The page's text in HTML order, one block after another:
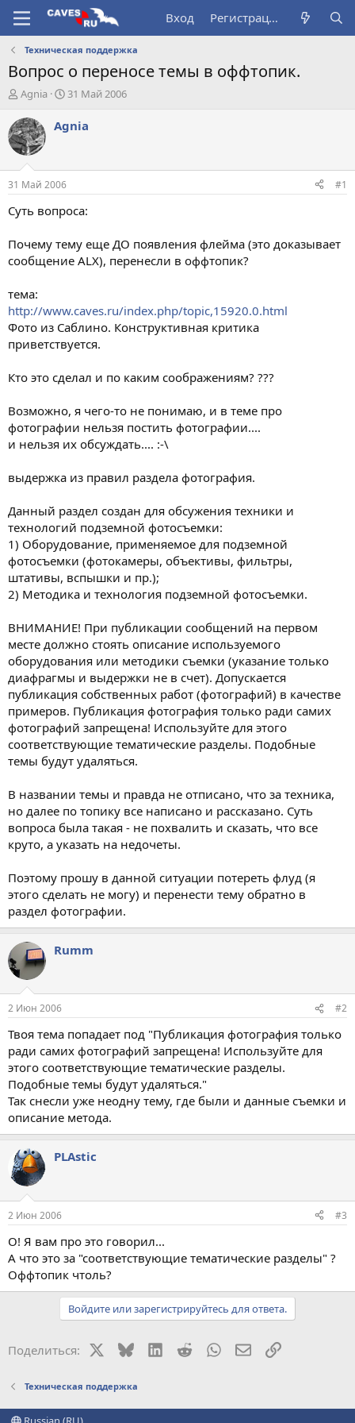
Вход Регистрация
Техническая поддержка
Вопрос о переносе темы в оффтопик.
А
т
о
р
т
е
м
ы
Agnia
Д
т
а
а
л
31 Май 2006
Agnia
31 Май 2006 #1
Суть вопроса:
Почему тему еще ДО появления флейма (это доказывает
сообщение ALX), перенесли в оффтопик?
тема:
http://www.caves.ru/index.php/topic,15920.0.html
Фото из Саблино. Конструктивная критика
приветствуется.
Кто это сделал и по каким соображениям? ???
Возможно, я чего-то не понимаю, и в теме про
фотографии нельзя постить фотографии....
и нельзя их обсуждать.... :-\
выдержка из правил раздела фотография.
Данный раздел создан для обсужения техники и
технологий подземной фотосъемки:
1) Оборудование, применяемое для подземной
фотосъемки (фотокамеры, объективы, фильтры,
штативы, вспышки и пр.);
2) Методика и технология подземной фотосъемки.
ВНИМАНИЕ! При публикации сообщений на первом
месте должно стоять описание используемого
оборудования или методики съемки (указание только
диафрагмы и выдержки не в счет). Допускается
публикация собственных работ (фотографий) в качестве
примеров. Публикация фотография только ради самих
фотографий запрещена! Используйте для этого
соответствующие тематические разделы. Подобные
темы будут удаляться.
В названии темы и правда не отписано, что за техника,
но далее по топику все написано и рассказано. Суть
вопроса была такая - не похвалить и сказать, что все
круто, а указать на недочеты.
Поэтому прошу в данной ситуации потереть флуд (я
этого сделать не могу) и перенести тему обратно в
раздел фотографии.
Rumm
2 Июн 2006 #2
Твоя тема попадает под "Публикация фотография только
ради самих фотографий запрещена! Используйте для
этого соответствующие тематические разделы.
Подобные темы будут удаляться."
Так снесли уже неодну тему, где были и данные съемки и
описание метода.
PLAstic
2 Июн 2006 #3
О! Я вам про это говорил...
А что это за "соответствующие тематические разделы" ?
Оффтопик чтоль?
Войдите или зарегистрируйтесь для ответа.
Поделиться: BlueskyLinkedIn
RedditWhatsAppЭлектронная
Ссылка
Техническая поддержка